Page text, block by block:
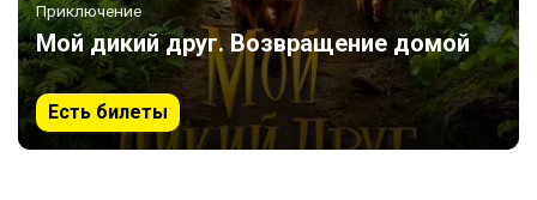
Приключение
Мой дикий друг. Возвращение домой
Есть билеты